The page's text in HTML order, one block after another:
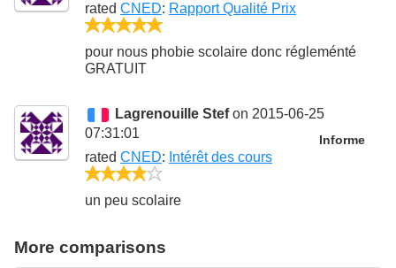
rated CNED: Rapport Qualité Prix
pour nous phobie scolaire donc régleménté
GRATUIT
Lagrenouille Stefon 2015-06-25
07:31:01
Informe
rated CNED: Intérêt des cours
un peu scolaire
More comparisons